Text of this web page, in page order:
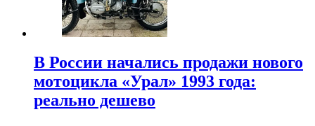
В России начались продажи нового
мотоцикла «Урал» 1993 года:
реально дешево